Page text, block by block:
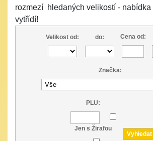
rozmezí hledaných velikostí - nabídka
vytřídí!
Velikost od: do: Cena od:
Značka:
PLU:
Jen s Žirafou